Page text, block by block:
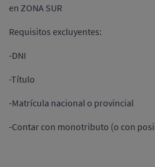
en ZONA SUR
Requisitos excluyentes:
-DNI
-Título
-Matrícula nacional o provincial
-Contar con monotributo (o con